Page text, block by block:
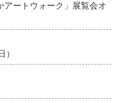
ートウォーク」展覧会オ
）